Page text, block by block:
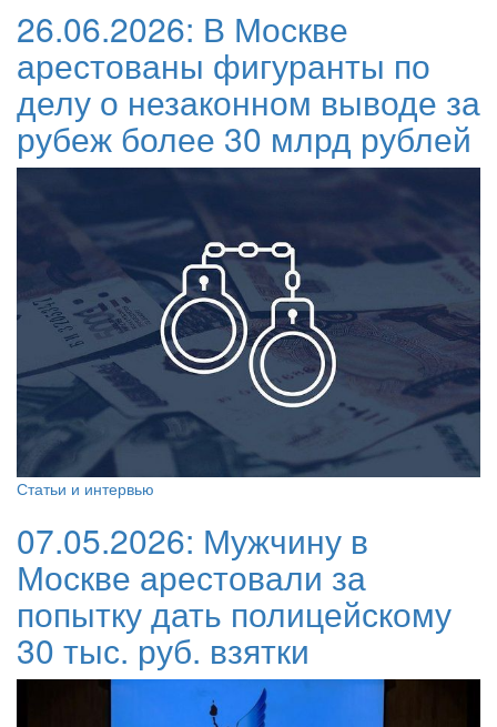
26.06.2026: В Москве
арестованы фигуранты по
делу о незаконном выводе за
рубеж более 30 млрд рублей
Статьи и интервью
07.05.2026: Мужчину в
Москве арестовали за
попытку дать полицейскому
30 тыс. руб. взятки